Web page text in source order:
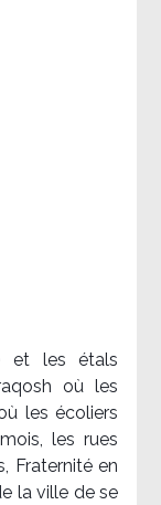
et les étals
où les
les écoliers
les rues
Fraternité en
la ville de se